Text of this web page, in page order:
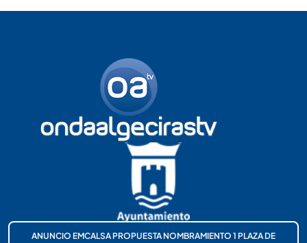
ANUNCIO EMCALSA PROPUESTA NOMBRAMIENTO 1 PLAZA DE